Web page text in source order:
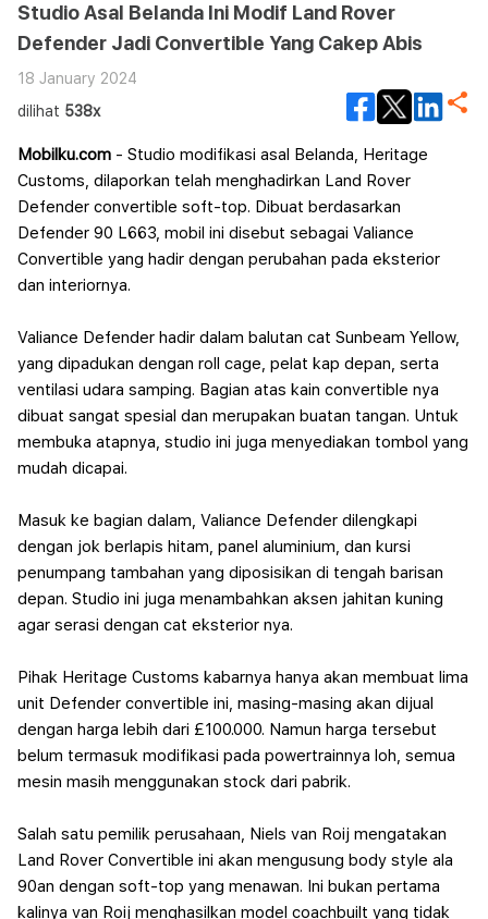
Studio Asal Belanda Ini Modif Land Rover
Defender Jadi Convertible Yang Cakep Abis
18 January 2024
dilihat 538x
Mobilku.com - Studio modifikasi asal Belanda, Heritage
Customs, dilaporkan telah menghadirkan Land Rover
Defender convertible soft-top. Dibuat berdasarkan
Defender 90 L663, mobil ini disebut sebagai Valiance
Convertible yang hadir dengan perubahan pada eksterior
dan interiornya.
Valiance Defender hadir dalam balutan cat Sunbeam Yellow,
yang dipadukan dengan roll cage, pelat kap depan, serta
ventilasi udara samping. Bagian atas kain convertible nya
dibuat sangat spesial dan merupakan buatan tangan. Untuk
membuka atapnya, studio ini juga menyediakan tombol yang
mudah dicapai.
Masuk ke bagian dalam, Valiance Defender dilengkapi
dengan jok berlapis hitam, panel aluminium, dan kursi
penumpang tambahan yang diposisikan di tengah barisan
depan. Studio ini juga menambahkan aksen jahitan kuning
agar serasi dengan cat eksterior nya.
Pihak Heritage Customs kabarnya hanya akan membuat lima
unit Defender convertible ini, masing-masing akan dijual
dengan harga lebih dari £100.000. Namun harga tersebut
belum termasuk modifikasi pada powertrainnya loh, semua
mesin masih menggunakan stock dari pabrik.
Salah satu pemilik perusahaan, Niels van Roij mengatakan
Land Rover Convertible ini akan mengusung body style ala
90an dengan soft-top yang menawan. Ini bukan pertama
kalinya van Roij menghasilkan model coachbuilt yang tidak